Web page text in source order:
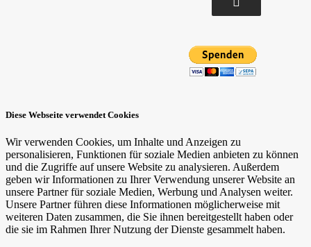
Diese Webseite verwendet Cookies
Wir verwenden Cookies, um Inhalte und Anzeigen zu
personalisieren, Funktionen für soziale Medien anbieten zu können
und die Zugriffe auf unsere Website zu analysieren. Außerdem
geben wir Informationen zu Ihrer Verwendung unserer Website an
unsere Partner für soziale Medien, Werbung und Analysen weiter.
Unsere Partner führen diese Informationen möglicherweise mit
weiteren Daten zusammen, die Sie ihnen bereitgestellt haben oder
die sie im Rahmen Ihrer Nutzung der Dienste gesammelt haben.